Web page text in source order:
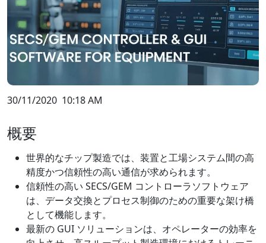
30/11/2020 10:18 AM
概要
世界的なチップ製造では、装置と工場システム間の高
精度かつ信頼性の高い通信が求められます。
信頼性の高い SECS/GEM コントローラソフトウェア
は、データ交換とプロセス制御のための重要な架け橋
として機能します。
最新の GUI ソリューションは、オペレーターの効率を